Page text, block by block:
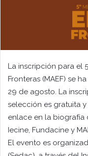
La inscripción para el
Fronteras (MAEF) se
29 de agosto. La
selección es gratuita
enlace en la biografía
Iecine, Fundacine y
El evento es